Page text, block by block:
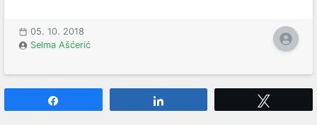
05. 10. 2018
Selma Ašćerić